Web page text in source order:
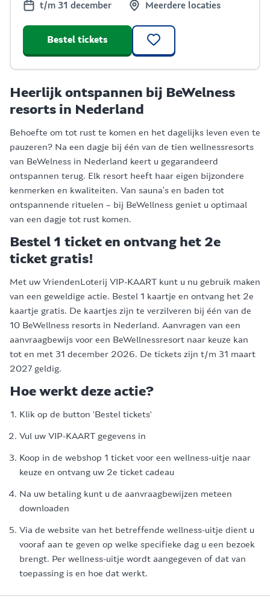
t/m 31 december Meerdere locaties
Bestel tickets
Heerlijk ontspannen bij BeWelness
resorts in Nederland
Behoefte om tot rust te komen en het dagelijks leven even te
pauzeren? Na een dagje bij één van de tien wellnessresorts
van BeWelness in Nederland keert u gegarandeerd
ontspannen terug. Elk resort heeft haar eigen bijzondere
kenmerken en kwaliteiten. Van sauna’s en baden tot
ontspannende rituelen – bij BeWellness geniet u optimaal
van een dagje tot rust komen.
Bestel 1 ticket en ontvang het 2e
ticket gratis!
Met uw VriendenLoterij VIP-KAART kunt u nu gebruik maken
van een geweldige actie. Bestel 1 kaartje en ontvang het 2e
kaartje gratis. De kaartjes zijn te verzilveren bij één van de
10 BeWellness resorts in Nederland. Aanvragen van een
aanvraagbewijs voor een BeWellnessresort naar keuze kan
tot en met 31 december 2026. De tickets zijn t/m 31 maart
2027 geldig.
Hoe werkt deze actie?
Klik op de button 'Bestel tickets'
Vul uw VIP-KAART gegevens in
Koop in de webshop 1 ticket voor een wellness-uitje naar
keuze en ontvang uw 2e ticket cadeau
Na uw betaling kunt u de aanvraagbewijzen meteen
downloaden
Via de website van het betreffende wellness-uitje dient u
vooraf aan te geven op welke specifieke dag u een bezoek
brengt. Per wellness-uitje wordt aangegeven of dat van
toepassing is en hoe dat werkt.